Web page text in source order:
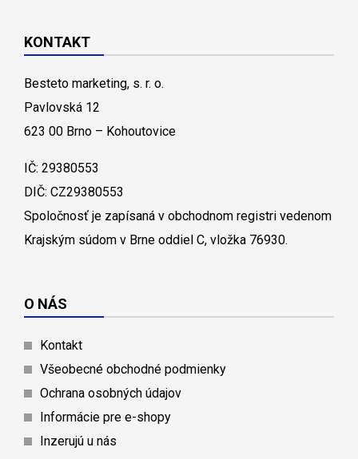
KONTAKT
Besteto marketing, s. r. o.
Pavlovská 12
623 00 Brno – Kohoutovice
IČ: 29380553
DIČ: CZ29380553
Spoločnosť je zapísaná v obchodnom registri vedenom
Krajským súdom v Brne oddiel C, vložka 76930.
O NÁS
Kontakt
Všeobecné obchodné podmienky
Ochrana osobných údajov
Informácie pre e-shopy
Inzerujú u nás